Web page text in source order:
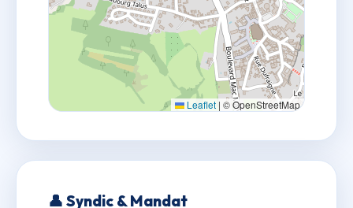
Leaflet | © OpenStreetMap
👤 Syndic & Mandat